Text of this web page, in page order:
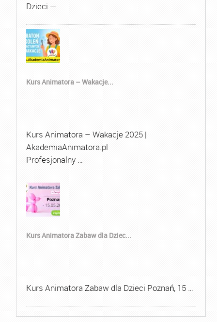
Dzieci — …
Kurs Animatora – Wakacje...
Kurs Animatora – Wakacje 2025 |
AkademiaAnimatora.pl
Profesjonalny …
Kurs Animatora Zabaw dla Dziec...
Kurs Animatora Zabaw dla Dzieci Poznań, 15 …